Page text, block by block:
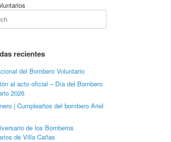
recientes
del Bombero Voluntario
al acto oficial – Día del Bombero
2026
| Cumpleaños del bombero Ariel
de los Bomberos
de Villa Cañas